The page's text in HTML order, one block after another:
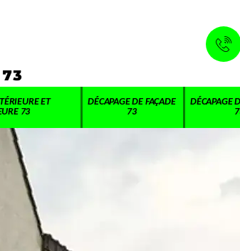
ET
73
DÉCAPAGE DE FAÇADE
73
DÉCAPAGE